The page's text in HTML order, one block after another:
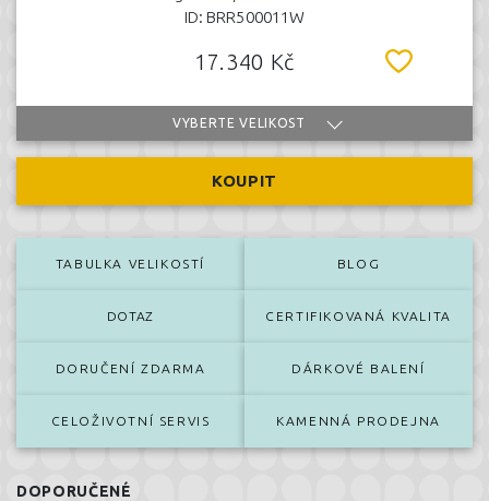
ID: BRR500011W
17.340 Kč
VYBERTE VELIKOST
KOUPIT
TABULKA VELIKOSTÍ BLOG
DOTAZ CERTIFIKOVANÁ KVALITA
DORUČENÍ ZDARMA DÁRKOVÉ BALENÍ
CELOŽIVOTNÍ SERVIS KAMENNÁ PRODEJNA
DOPORUČENÉ